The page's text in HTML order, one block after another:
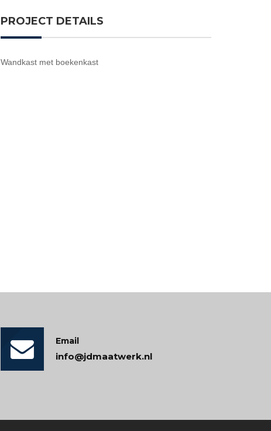
PROJECT DETAILS
Wandkast met boekenkast
Email
info@jdmaatwerk.nl